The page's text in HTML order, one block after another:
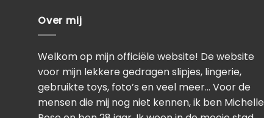
Over mij
Welkom op mijn officiële website! De website
voor mijn lekkere gedragen slipjes, lingerie,
gebruikte toys, foto’s en veel meer… Voor de
mensen die mij nog niet kennen, ik ben Michelle